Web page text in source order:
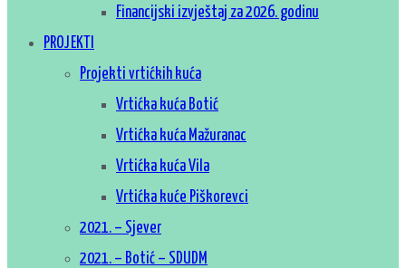
Financijski izvještaj za 2026. godinu
PROJEKTI
Projekti vrtićkih kuća
Vrtićka kuća Botić
Vrtićka kuća Mažuranac
Vrtićka kuća Vila
Vrtićka kuće Piškorevci
2021. – Sjever
2021. – Botić – SDUDM